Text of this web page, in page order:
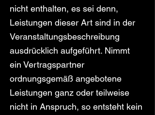
nicht enthalten, es sei denn,
Leistungen dieser Art sind in der
Veranstaltungsbeschreibung
ausdrücklich aufgeführt. Nimmt
ein Vertragspartner
ordnungsgemäß angebotene
Leistungen ganz oder teilweise
nicht in Anspruch, so entsteht kein